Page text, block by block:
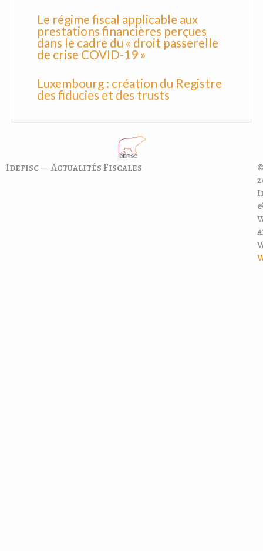
Le régime fiscal applicable aux
prestations financières perçues
dans le cadre du « droit passerelle
de crise COVID-19 »
Luxembourg : création du Registre
des fiducies et des trusts
Idefisc — Actualités Fiscales